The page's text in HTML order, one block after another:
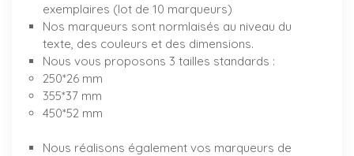
exemplaires (lot de 10 marqueurs)
Nos marqueurs sont normlaisés au niveau du
texte, des couleurs et des dimensions.
Nous vous proposons 3 tailles standards :
250*26 mm
355*37 mm
450*52 mm
Nous réalisons également vos marqueurs de